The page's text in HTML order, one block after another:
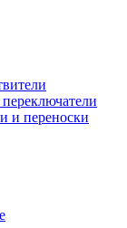
и переноски